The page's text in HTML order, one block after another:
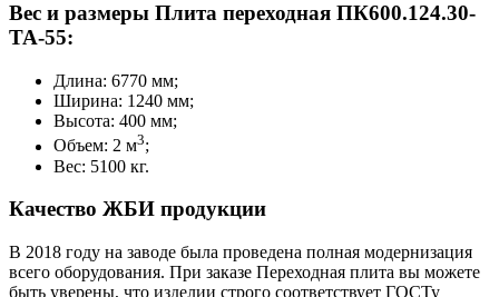
Вес и размеры Плита переходная ПК600.124.30-
ТА-55:
Длина: 6770 мм;
Ширина: 1240 мм;
Высота: 400 мм;
Объем: 2 м3;
Вес: 5100 кг.
Качество ЖБИ продукции
В 2018 году на заводе была проведена полная модернизация
всего оборудования. При заказе Переходная плита вы можете
быть уверены, что изделии строго соответствует ГОСТу